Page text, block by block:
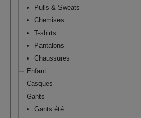
Pulls & Sweats
Chemises
T-shirts
Pantalons
Chaussures
Enfant
Casques
Gants
Gants été